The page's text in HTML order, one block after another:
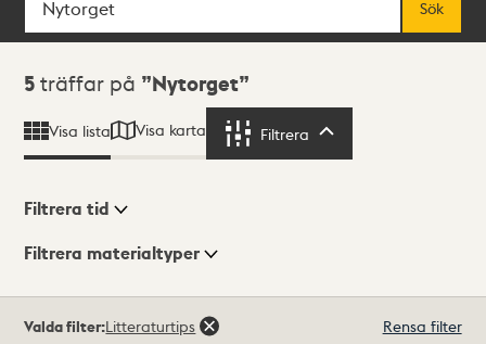
Sök
Sökresultat
5 träffar på Nytorget
Visa lista Visa karta Filtrera
Visningsläge
Filtrera tid
Filtrera materialtyper
träffar
Valda filter:Litteraturtips Rensa filter